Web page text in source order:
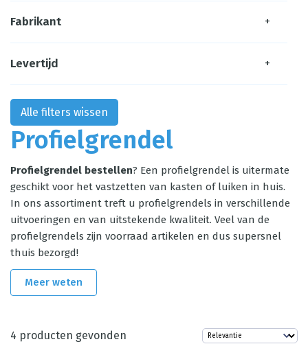
Profielgrendel
Profielgrendel bestellen? Een profielgrendel is uitermate
geschikt voor het vastzetten van kasten of luiken in huis.
In ons assortiment treft u profielgrendels in verschillende
uitvoeringen en van uitstekende kwaliteit. Veel van de
profielgrendels zijn voorraad artikelen en dus supersnel
thuis bezorgd!
Meer weten
4 producten gevonden
Fabrikant +
Levertijd +
Alle filters wissen